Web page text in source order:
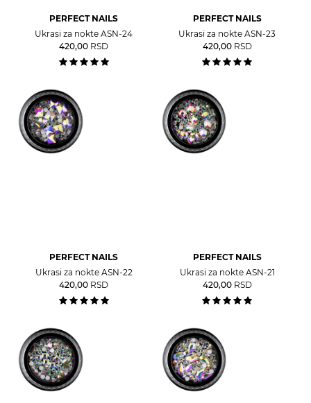
PERFECT NAILS
Ukrasi za nokte ASN-24
420,00 RSD
PERFECT NAILS
Ukrasi za nokte ASN-23
420,00 RSD
PERFECT NAILS
Ukrasi za nokte ASN-22
420,00 RSD
PERFECT NAILS
Ukrasi za nokte ASN-21
420,00 RSD